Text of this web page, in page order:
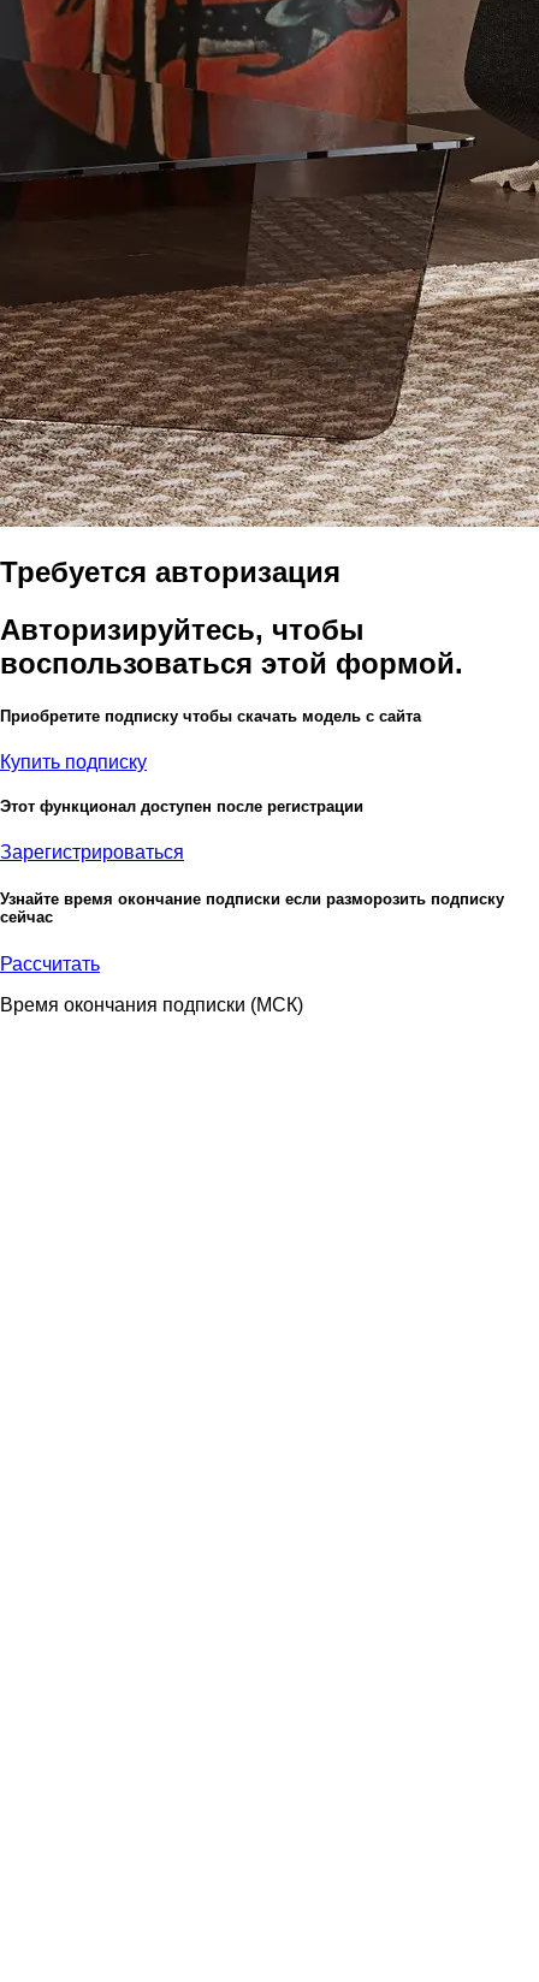
Требуется авторизация
Авторизируйтесь, чтобы
воспользоваться этой формой.
Приобретите подписку чтобы скачать модель с сайта
Купить подписку
Этот функционал доступен после регистрации
Зарегистрироваться
Узнайте время окончание подписки если разморозить подписку
сейчас
Рассчитать
Время окончания подписки (МСК)